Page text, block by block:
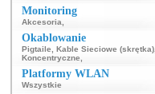
Monitoring
Akcesoria
Okablowanie
Pigtaile Kable Sieciowe (skrętka)
Koncentryczne
Platformy WLAN
Wszystkie